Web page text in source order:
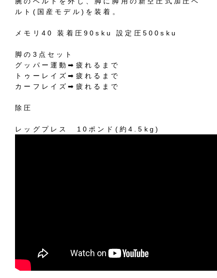
ルト(国産モデル)を装着。
メモリ40 装着圧90sku 設定圧500sku
脚の3点セット
グッパー運動➡︎疲れるまで
トゥーレイズ➡︎疲れるまで
カーフレイズ➡︎疲れるまで
除圧
レッグプレス 10ポンド(約4.5kg)